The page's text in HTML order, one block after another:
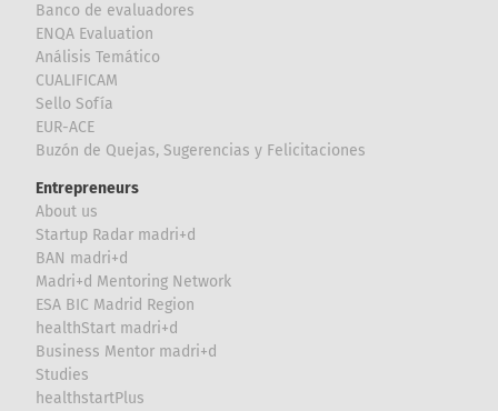
Banco de evaluadores
ENQA Evaluation
Análisis Temático
CUALIFICAM
Sello Sofía
EUR-ACE
Buzón de Quejas, Sugerencias y Felicitaciones
Entrepreneurs
About us
Startup Radar madri+d
BAN madri+d
Madri+d Mentoring Network
ESA BIC Madrid Region
healthStart madri+d
Business Mentor madri+d
Studies
healthstartPlus